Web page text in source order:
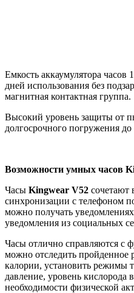
Емкость аккаумулятора часов
дней использования без
магнитная контактная группа.
Высокий уровень защиты от
долгосрочного погружения до
Возможности умных часов
Часы Kingwear V52 сочетают
синхронизации с телефоном
можно получать
уведомления из социальных
Часы отлично справляются с
можно отследить пройденное
калории, установить режимы
давление, уровень кислорода
необходимости физической